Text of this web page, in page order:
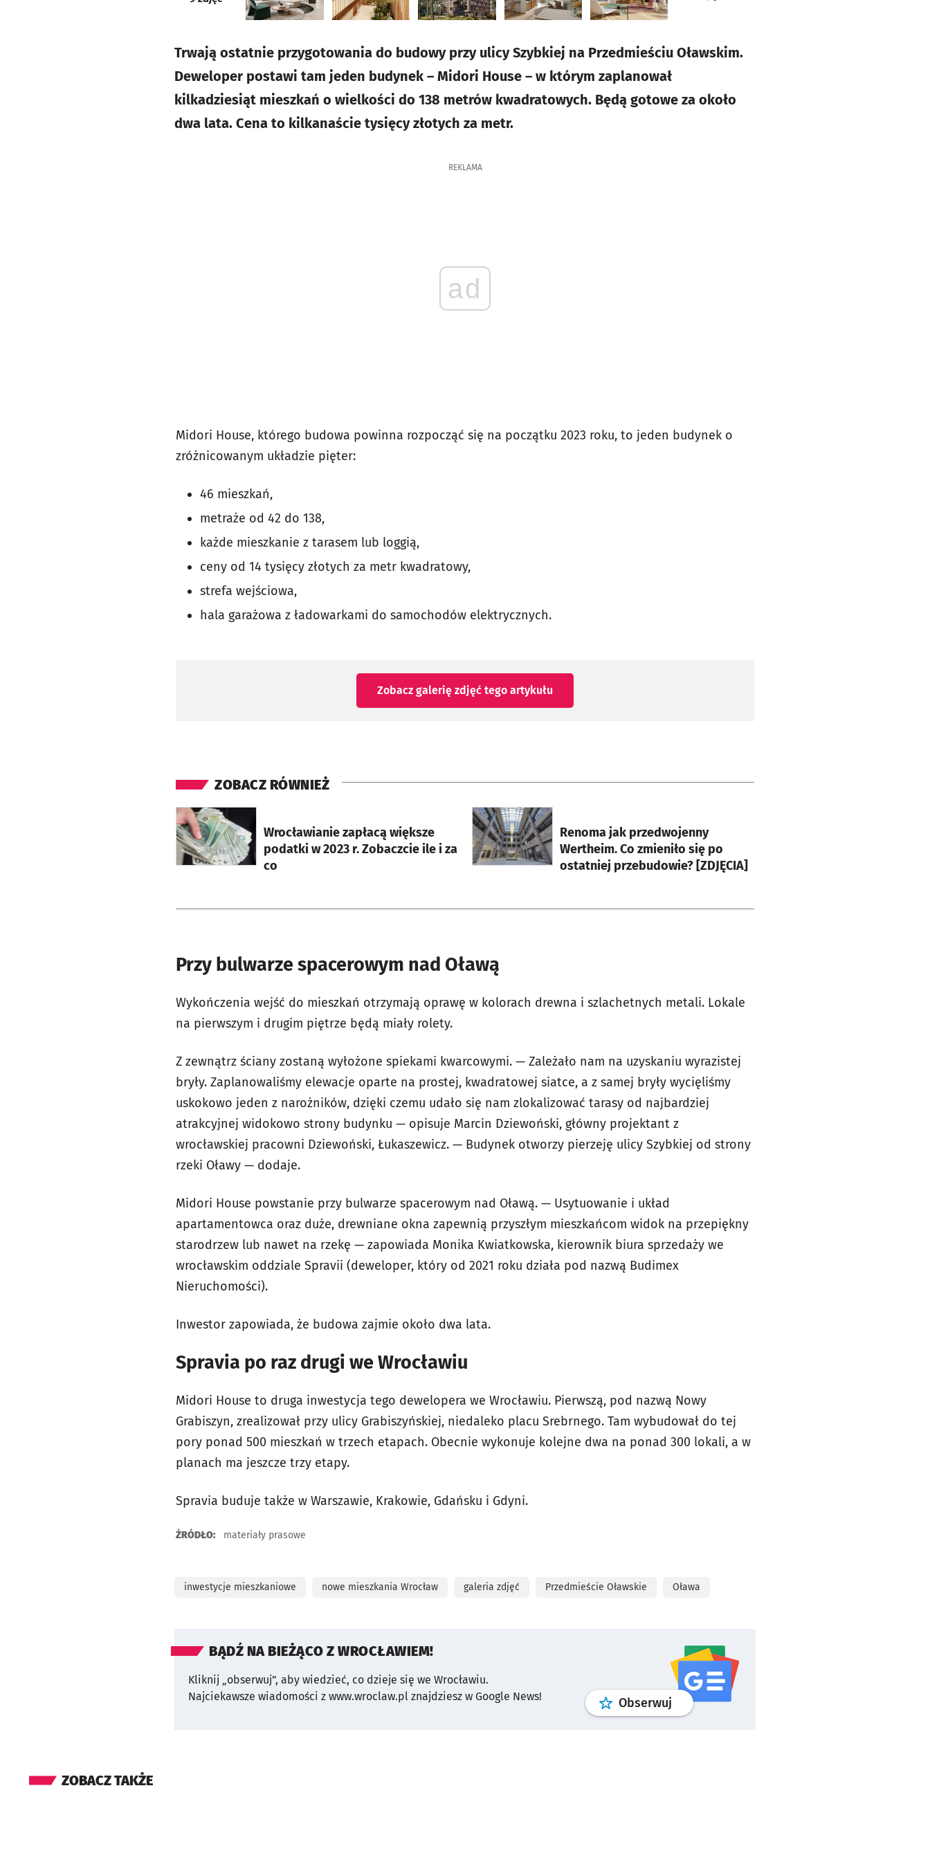
Trwają ostatnie przygotowania do budowy przy ulicy Szybkiej na Przedmieściu Oławskim.
Deweloper postawi tam jeden budynek – Midori House – w którym zaplanował
kilkadziesiąt mieszkań o wielkości do 138 metrów kwadratowych. Będą gotowe za około
dwa lata. Cena to kilkanaście tysięcy złotych za metr.
REKLAMA
ad
Midori House, którego budowa powinna rozpocząć się na początku 2023 roku, to jeden budynek o
zróżnicowanym układzie pięter:
46 mieszkań,
metraże od 42 do 138,
każde mieszkanie z tarasem lub loggią,
ceny od 14 tysięcy złotych za metr kwadratowy,
strefa wejściowa,
hala garażowa z ładowarkami do samochodów elektrycznych.
Zobacz galerię zdjęć tego artykułu
ZOBACZ RÓWNIEŻ
Wrocławianie zapłacą większe
podatki w 2023 r. Zobaczcie ile i za
co
otworzy się w nowej karcie
Renoma jak przedwojenny
Wertheim. Co zmieniło się po
ostatniej przebudowie? [ZDJĘCIA]
otworzy się w nowej karcie
Przy bulwarze spacerowym nad Oławą
Wykończenia wejść do mieszkań otrzymają oprawę ‎w kolorach drewna i szlachetnych metali.‎ Lokale
na pierwszym i drugim piętrze będą miały rolety.
Z zewnątrz ściany zostaną wyłożone spiekami kwarcowymi. — Zależało nam na uzyskaniu wyrazistej
bryły. Zaplanowaliśmy elewacje oparte na prostej, kwadratowej siatce, a z samej bryły wycięliśmy
uskokowo jeden z narożników, dzięki czemu udało się nam zlokalizować tarasy od najbardziej
atrakcyjnej widokowo strony budynku — opisuje Marcin Dziewoński, główny projektant z
wrocławskiej pracowni Dziewoński, Łukaszewicz. — Budynek otworzy pierzeję ulicy Szybkiej od strony
rzeki Oławy — dodaje.
Midori House powstanie przy bulwarze spacerowym nad Oławą. — Usytuowanie i układ
apartamentowca oraz duże, drewniane okna zapewnią przyszłym mieszkańcom widok na przepiękny
starodrzew lub nawet na rzekę — zapowiada Monika Kwiatkowska, kierownik ‎biura sprzedaży we
wrocławskim oddziale Spravii (deweloper, który od 2021 roku działa pod nazwą Budimex
Nieruchomości).
Inwestor zapowiada, że budowa zajmie około dwa lata.
Spravia po raz drugi we Wrocławiu
Midori House to druga inwestycja tego dewelopera we Wrocławiu. Pierwszą, pod nazwą Nowy
Grabiszyn, zrealizował przy ulicy Grabiszyńskiej, niedaleko placu Srebrnego. Tam wybudował do tej
pory ponad 500 mieszkań w trzech etapach. Obecnie wykonuje kolejne dwa na ponad 300 lokali, a w
planach ma jeszcze trzy etapy.
Spravia buduje także w Warszawie, Krakowie, Gdańsku i Gdyni.
ŹRÓDŁO: materiały prasowe
inwestycje mieszkaniowe nowe mieszkania Wrocław galeria zdjęć Przedmieście Oławskie Oława
BĄDŹ NA BIEŻĄCO Z WROCŁAWIEM!
Kliknij „obserwuj”, aby wiedzieć, co dzieje się we Wrocławiu.
Najciekawsze wiadomości z www.wroclaw.pl znajdziesz w Google News!
Obserwuj profilgoogle news
ZOBACZ TAKŻE